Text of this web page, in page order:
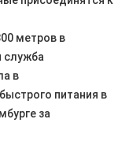
метров в
служба
в
питания в
за